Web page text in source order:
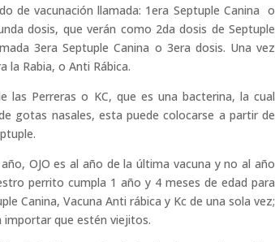
de vacunación llamada: 1era Septuple Canina o
dosis, que verán como 2da dosis de Septuple
3era Septuple Canina o 3era dosis. Una vez
la Rabia, o Anti Rábica.
las Perreras o KC, que es una bacterina, la cual
gotas nasales, esta puede colocarse a partir de
OJO es al año de la última vacuna y no al año
perrito cumpla 1 año y 4 meses de edad para
Canina, Vacuna Anti rábica y Kc de una sola vez;
que estén viejitos.